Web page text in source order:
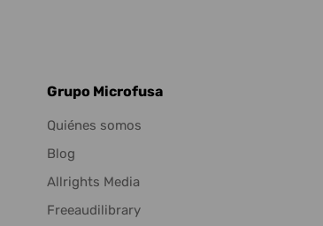
Grupo Microfusa
Quiénes somos
Blog
Allrights Media
Freeaudilibrary